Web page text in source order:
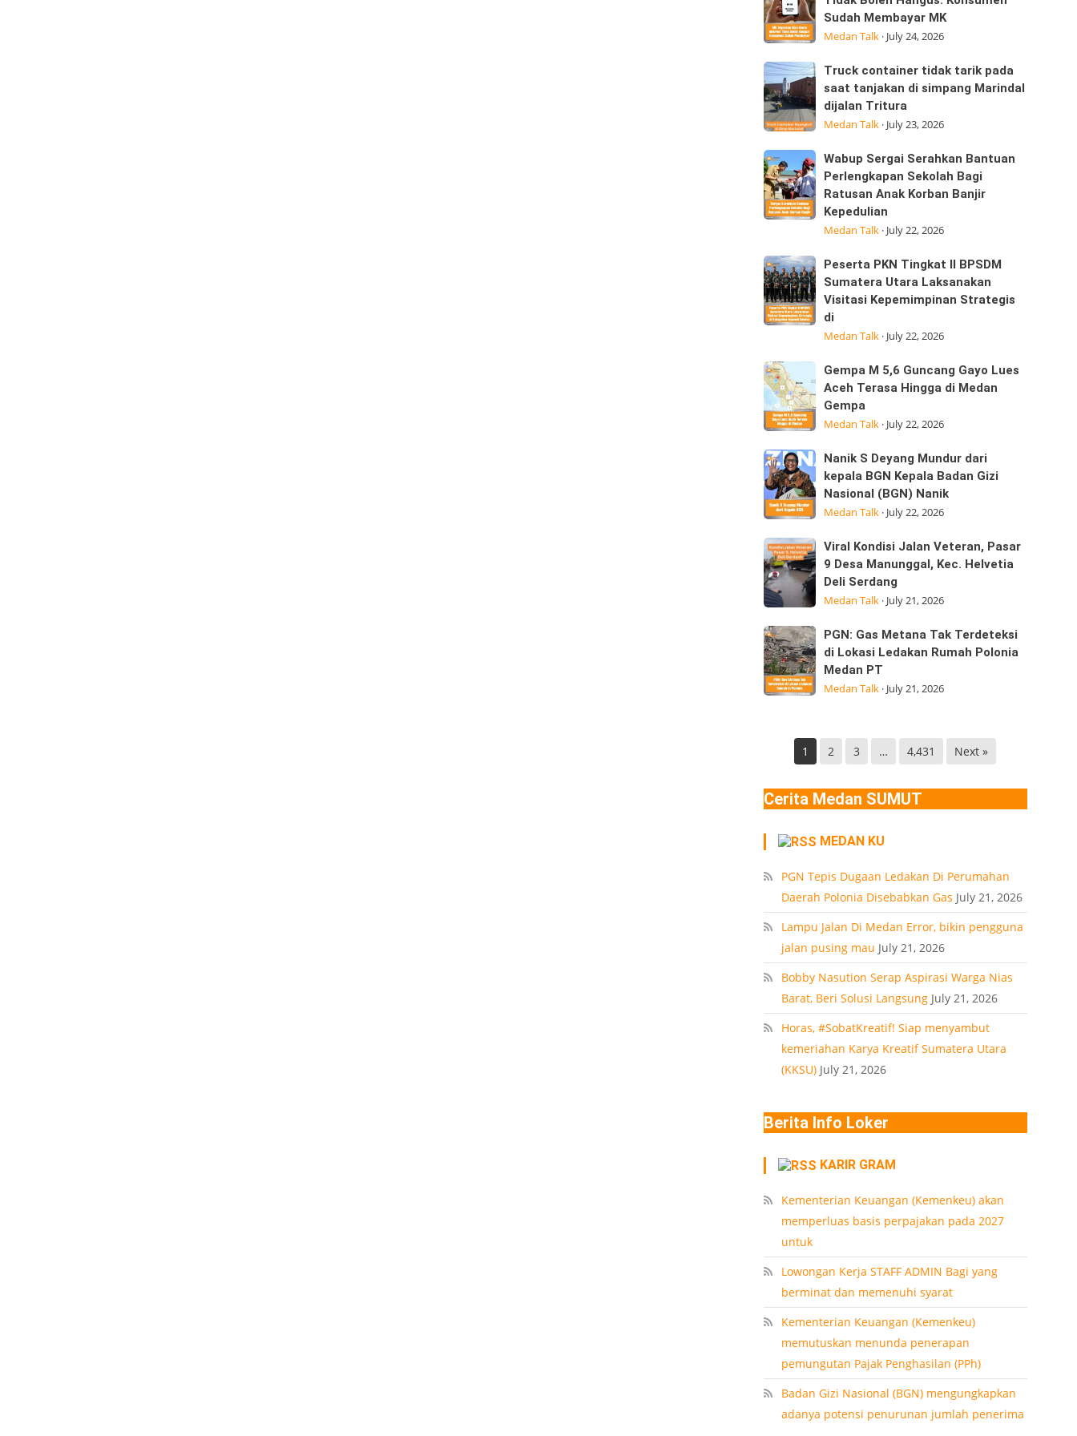
ini
25/07/2026
dijalan
Datuk
Kabu,
Pasar
Sisa
Kuota
Internet
Tidak
Boleh
Hangus:
Konsumen
Sudah
Membayar
MK
Sudah Membayar MK
Medan Talk· July 24, 2026
Truck
container
tidak
tarik
pada
saat
tanjakan
di
simpang
dijalan
Tritura
Truck container tidak tarik pada
saat tanjakan di simpang Marindal
dijalan Tritura
Medan Talk· July 23, 2026
Wabup
Sergai
Serahkan
Bantuan
Perlengkapan
Sekolah
Bagi
Ratusan
Anak
Kepedulian
Wabup Sergai Serahkan Bantuan
Perlengkapan Sekolah Bagi
Ratusan Anak Korban Banjir
Kepedulian
Medan Talk· July 22, 2026
Peserta
PKN
Tingkat
II
Sumatera
Utara
Laksanakan
Visitasi
Strategis
di
Peserta PKN Tingkat II BPSDM
Sumatera Utara Laksanakan
Visitasi Kepemimpinan Strategis
di
Medan Talk· July 22, 2026
Gempa
M
5,6
Guncang
Gayo
Lues
Aceh
Terasa
Hingga
di
Medan
Gempa
Gempa M 5,6 Guncang Gayo Lues
Aceh Terasa Hingga di Medan
Gempa
Medan Talk· July 22, 2026
Nanik
S
Deyang
Mundur
dari
kepala
BGN
Kepala
Badan
Gizi
Nasional
(BGN) Nanik
Nanik S Deyang Mundur dari
kepala BGN Kepala Badan Gizi
Nasional (BGN) Nanik
Medan Talk· July 22, 2026
Viral
Kondisi
Jalan
Veteran,
Pasar
9
Desa
Manunggal,
Kec.
Serdang
Viral Kondisi Jalan Veteran, Pasar
9 Desa Manunggal, Kec. Helvetia
Deli Serdang
Medan Talk· July 21, 2026
PGN:
Gas
Metana
Tak
Ledakan
Rumah
Polonia
PT
PGN: Gas Metana Tak Terdeteksi
di Lokasi Ledakan Rumah Polonia
Medan PT
Medan Talk· July 21, 2026
1 2 3 … 4,431 Next »
Cerita Medan SUMUT
MEDAN KU
PGN Tepis Dugaan Ledakan Di Perumahan
Daerah Polonia Disebabkan Gas July 21, 2026
Lampu Jalan Di Medan Error, bikin pengguna
jalan pusing mau July 21, 2026
Bobby Nasution Serap Aspirasi Warga Nias
Barat, Beri Solusi Langsung July 21, 2026
Horas, #SobatKreatif! Siap menyambut
kemeriahan Karya Kreatif Sumatera Utara
(KKSU) July 21, 2026
Berita Info Loker
KARIR GRAM
Kementerian Keuangan (Kemenkeu) akan
memperluas basis perpajakan pada 2027
untuk
Lowongan Kerja STAFF ADMIN Bagi yang
berminat dan memenuhi syarat
Kementerian Keuangan (Kemenkeu)
memutuskan menunda penerapan
pemungutan Pajak Penghasilan (PPh)
Badan Gizi Nasional (BGN) mengungkapkan
adanya potensi penurunan jumlah penerima